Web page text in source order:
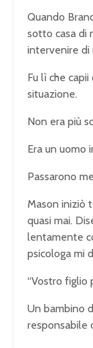
Quando
sotto casa di
intervenire di
Fu lì che
situazione.
Non era più
Era un uomo
Passarono
Mason iniziò
quasi mai.
lentamente
psicologa mi
“Vostro figlio
Un bambino
responsabile